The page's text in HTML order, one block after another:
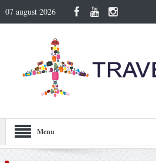
07 august 2026
Menu